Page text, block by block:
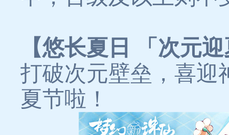
【悠长夏日 「次元
打破次元壁垒，喜迎
夏节啦！